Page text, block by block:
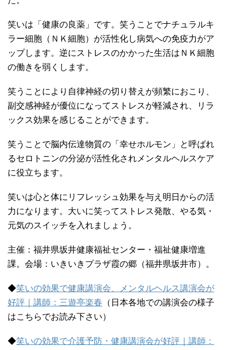
笑いは「健康の良薬」です。笑うことでナチュラルキ
ラー細胞（ＮＫ細胞）が活性化し病気への免疫力がア
ップします。逆にストレスのかかった生活はＮＫ細胞
の働きを弱くします。
笑うことにより自律神経の切り替えが頻繁におこり、
副交感神経が優位になってストレスが軽減され、リラ
ックス効果を感じることができます。
笑うことで脳内伝達物質の「幸せホルモン」と呼ばれ
るセロトニンの分泌が活性化されメンタルヘルスケア
に役立ちます。
笑いは心と体にリフレッシュ効果を与え明日からの活
力になります。大いに笑ってストレス発散、やる気・
元気のスイッチを入れましょう。
主催：福井県坂井健康福祉センター・福祉健康増進
課。会場：いきいきプラザ霞の郷（福井県坂井市）。
◆笑いの効果で健康講演会、メンタルヘルス講演会が
好評｜講師：三遊亭楽春 （日本各地での講演会の様子
はこちらでお読み下さい）
◆笑いの効果で介護予防・健康講演会が好評｜講師：